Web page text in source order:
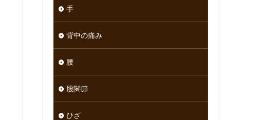
手
背中の痛み
腰
股関節
ひざ